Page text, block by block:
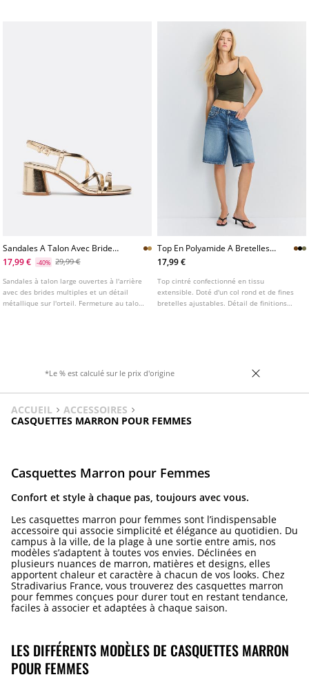
Sandales A Talon Avec Brides
Et Detail
17,99 € -40% 29,99 €
Sandales à talon large ouvertes à l'arrière
avec des brides multiples et un détail
métallique sur l'orteil. Fermeture au talon
Top En Polyamide A Bretelles
Et Coques
17,99 €
Top cintré confectionné en tissu
extensible. Doté d'un col rond et de fines
bretelles ajustables. Détail de finitions
*Le % est calculé sur le prix d'origine
ACCUEIL
ACCESSOIRES
CASQUETTES MARRON POUR FEMMES
Casquettes Marron pour Femmes
Confort et style à chaque pas, toujours avec vous.
Les casquettes marron pour femmes sont l’indispensable
accessoire qui associe simplicité et élégance au quotidien. Du
campus à la ville, de la plage à une sortie entre amis, nos
modèles s’adaptent à toutes vos envies. Déclinées en
plusieurs nuances de marron, matières et designs, elles
apportent chaleur et caractère à chacun de vos looks. Chez
Stradivarius France, vous trouverez des casquettes marron
pour femmes conçues pour durer tout en restant tendance,
faciles à associer et adaptées à chaque saison.
LES DIFFÉRENTS MODÈLES DE CASQUETTES MARRON
POUR FEMMES